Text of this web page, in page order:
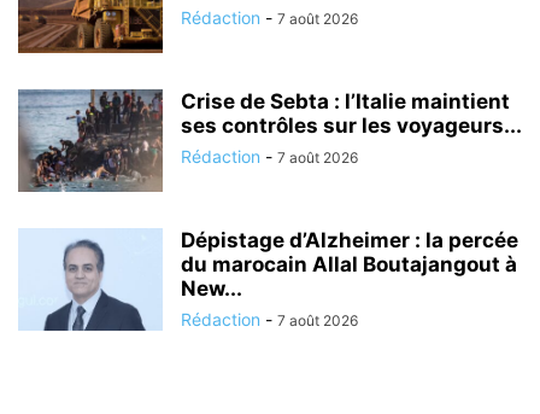
Rédaction - 7 août 2026
Crise de Sebta : l’Italie maintient
ses contrôles sur les voyageurs...
Rédaction - 7 août 2026
Dépistage d’Alzheimer : la percée
du marocain Allal Boutajangout à
New...
Rédaction - 7 août 2026